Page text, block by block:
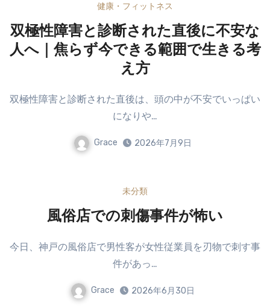
健康・フィットネス
双極性障害と診断された直後に不安な
人へ｜焦らず今できる範囲で生きる考
え方
双極性障害と診断された直後は、頭の中が不安でいっぱい
になりや…
Grace 2026年7月9日
未分類
風俗店での刺傷事件が怖い
今日、神戸の風俗店で男性客が女性従業員を刃物で刺す事
件があっ…
Grace 2026年6月30日